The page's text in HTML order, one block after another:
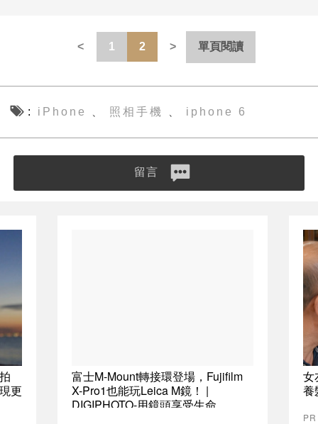
1 2 單頁閱讀
iPhone 照相手機 iphone 6
留言
更
富士M-Mount轉接環登場，Fujifilm
X-Pro1也能玩Leica M鏡！ |
DIGIPHOTO-用鏡頭享受生命
女
養